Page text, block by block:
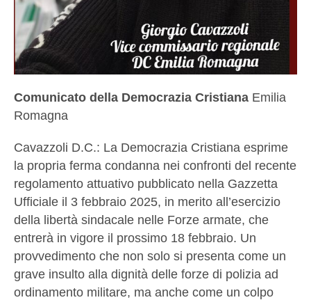
Comunicato della Democrazia Cristiana Emilia
Romagna
Cavazzoli D.C.: La Democrazia Cristiana esprime
la propria ferma condanna nei confronti del recente
regolamento attuativo pubblicato nella Gazzetta
Ufficiale il 3 febbraio 2025, in merito all’esercizio
della libertà sindacale nelle Forze armate, che
entrerà in vigore il prossimo 18 febbraio. Un
provvedimento che non solo si presenta come un
grave insulto alla dignità delle forze di polizia ad
ordinamento militare, ma anche come un colpo